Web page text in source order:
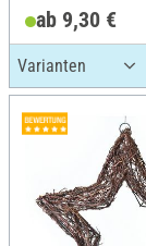
ab 9,30 €